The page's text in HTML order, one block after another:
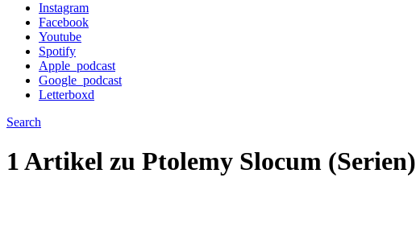
Instagram
Facebook
Youtube
Spotify
Apple_podcast
Google_podcast
Letterboxd
Search
1 Artikel zu Ptolemy Slocum (Serien)